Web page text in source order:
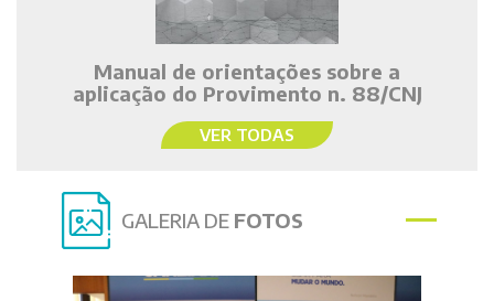
Manual de orientações sobre a
aplicação do Provimento n. 88/CNJ
VER TODAS
GALERIA DE FOTOS